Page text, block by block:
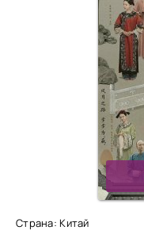
Страна: Китай